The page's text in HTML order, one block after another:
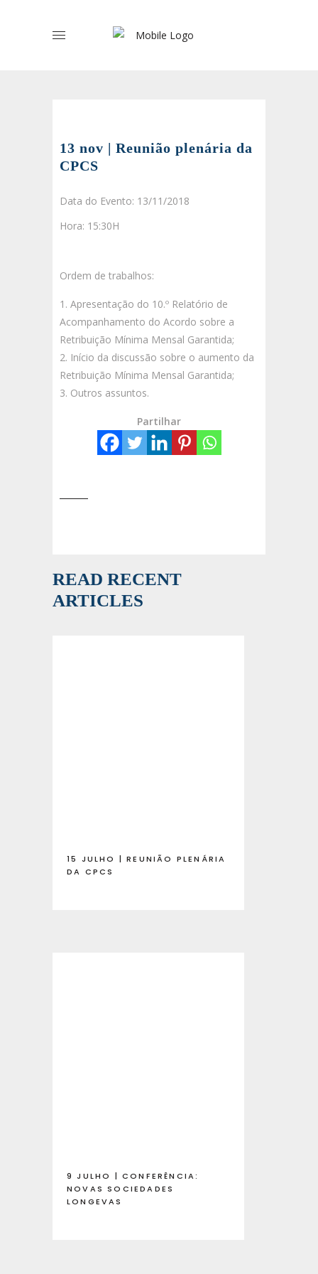
13 nov | Reunião plenária da
CPCS
Data do Evento: 13/11/2018
Hora: 15:30H
Ordem de trabalhos:
Apresentação do 10.º Relatório de
Acompanhamento do Acordo sobre a
Retribuição Mínima Mensal Garantida;
Início da discussão sobre o aumento da
Retribuição Mínima Mensal Garantida;
Outros assuntos.
Partilhar
READ RECENT
ARTICLES
15 JULHO | REUNIÃO PLENÁRIA
DA CPCS
9 JULHO | CONFERÊNCIA:
NOVAS SOCIEDADES
LONGEVAS